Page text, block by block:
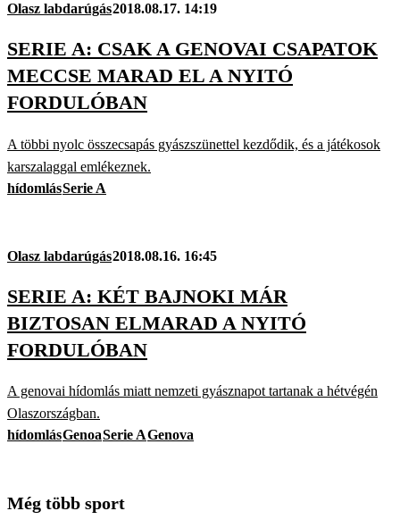
Olasz labdarúgás2018.08.17. 14:19
SERIE A: CSAK A GENOVAI CSAPATOK
MECCSE MARAD EL A NYITÓ
FORDULÓBAN
A többi nyolc összecsapás gyászszünettel kezdődik, és a játékosok
karszalaggal emlékeznek.
hídomlásSerie A
Olasz labdarúgás2018.08.16. 16:45
SERIE A: KÉT BAJNOKI MÁR
BIZTOSAN ELMARAD A NYITÓ
FORDULÓBAN
A genovai hídomlás miatt nemzeti gyásznapot tartanak a hétvégén
Olaszországban.
hídomlásGenoaSerie AGenova
Még több sport